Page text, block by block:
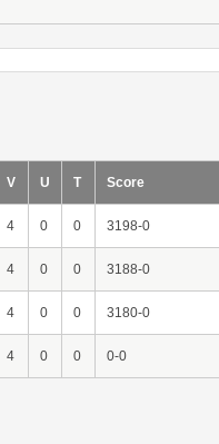
V U T Score
4 0 0 3198-0
4 0 0 3188-0
4 0 0 3180-0
4 0 0 0-0